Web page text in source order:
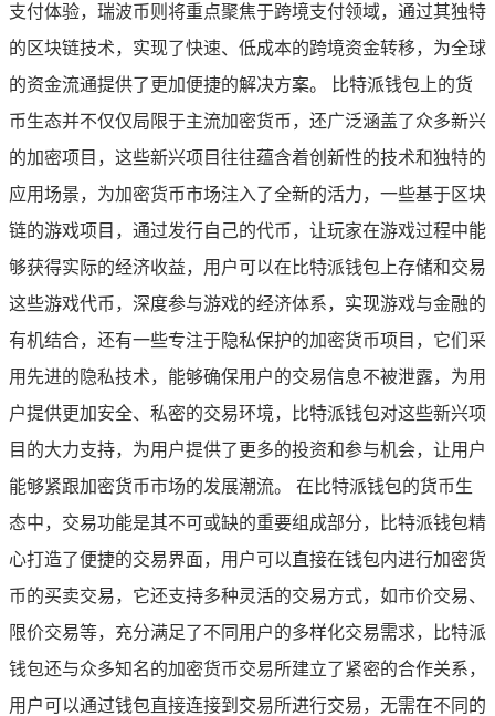
支付体验，瑞波币则将重点聚焦于跨境支付领域，通过其独特
的区块链技术，实现了快速、低成本的跨境资金转移，为全球
的资金流通提供了更加便捷的解决方案。 比特派钱包上的货
币生态并不仅仅局限于主流加密货币，还广泛涵盖了众多新兴
的加密项目，这些新兴项目往往蕴含着创新性的技术和独特的
应用场景，为加密货币市场注入了全新的活力，一些基于区块
链的游戏项目，通过发行自己的代币，让玩家在游戏过程中能
够获得实际的经济收益，用户可以在比特派钱包上存储和交易
这些游戏代币，深度参与游戏的经济体系，实现游戏与金融的
有机结合，还有一些专注于隐私保护的加密货币项目，它们采
用先进的隐私技术，能够确保用户的交易信息不被泄露，为用
户提供更加安全、私密的交易环境，比特派钱包对这些新兴项
目的大力支持，为用户提供了更多的投资和参与机会，让用户
能够紧跟加密货币市场的发展潮流。 在比特派钱包的货币生
态中，交易功能是其不可或缺的重要组成部分，比特派钱包精
心打造了便捷的交易界面，用户可以直接在钱包内进行加密货
币的买卖交易，它还支持多种灵活的交易方式，如市价交易、
限价交易等，充分满足了不同用户的多样化交易需求，比特派
钱包还与众多知名的加密货币交易所建立了紧密的合作关系，
用户可以通过钱包直接连接到交易所进行交易，无需在不同的